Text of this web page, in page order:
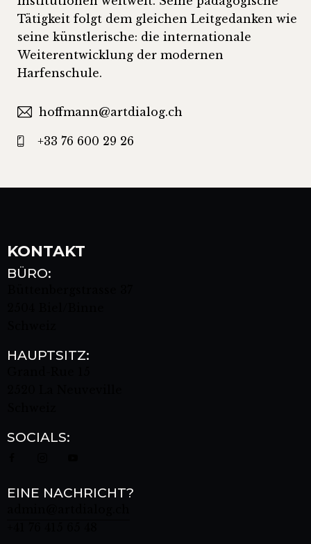
Tätigkeit folgt dem gleichen Leitgedanken wie
seine künstlerische: die internationale
Weiterentwicklung der modernen
Harfenschule.
hoffmann@artdialog.ch
+33 76 600 29 26
KONTAKT
BÜRO:
HAUPTSITZ:
SOCIALS:
EINE NACHRICHT?